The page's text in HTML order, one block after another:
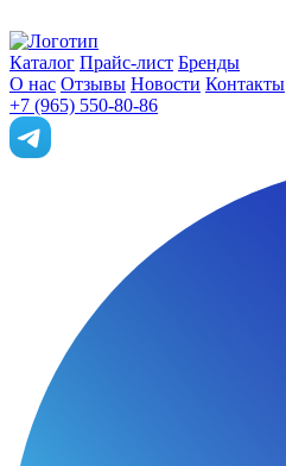
Каталог Прайс-лист Бренды
О нас Отзывы Новости Контакты
+7 (965) 550-80-86